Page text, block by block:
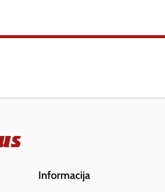
Informacija